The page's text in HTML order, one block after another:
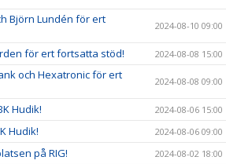
Björn Lundén för ert
2024-08-10 09:00
för ert fortsatta stöd! 2024-08-08 15:00
och Hexatronic för ert
2024-08-08 09:00
Hudik! 2024-08-06 15:00
Hudik! 2024-08-06 09:00
på RIG! 2024-08-02 18:00